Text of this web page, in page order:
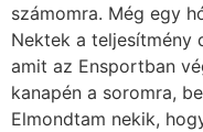
számomra. Még egy
Nektek a teljesítmény
amit az Ensportban
kanapén a soromra,
Elmondtam nekik,